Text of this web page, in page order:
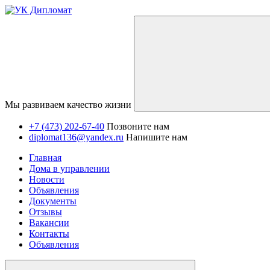
Мы развиваем качество жизни
+7 (473) 202-67-40 Позвоните нам
diplomat136@yandex.ru Напишите нам
Главная
Дома в управлении
Новости
Объявления
Документы
Отзывы
Вакансии
Контакты
Объявления